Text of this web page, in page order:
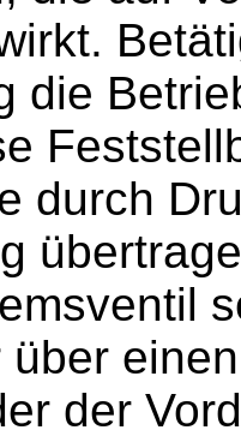
die
durch
über
der